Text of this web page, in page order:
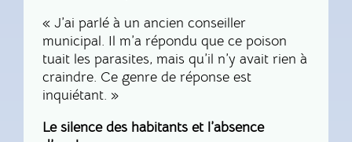
« J’ai parlé à un ancien conseiller
municipal. Il m’a répondu que ce poison
tuait les parasites, mais qu’il n’y avait rien à
craindre. Ce genre de réponse est
inquiétant. »
Le silence des habitants et l’absence